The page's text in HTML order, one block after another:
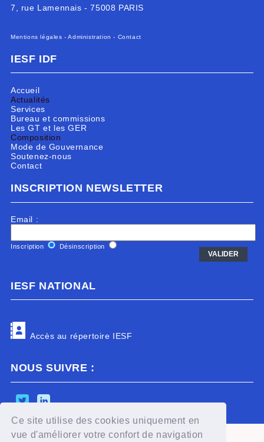
Ce site utilise des cookies uniquement en
vue d'améliorer votre confort de navigation
7, rue Lamennais - 75008 PARIS
Mentions légales -Administration - Contact
IESF IDF
Accueil
Actualités
Services
Bureau et commissions
Les GT et les GER
Composition
Mode de Gouvernance
Soutenez-nous
Contact
INSCRIPTION NEWSLETTER
Email :
Inscription Désinscription
IESF NATIONAL
Accès au répertoire IESF
NOUS SUIVRE :
Powered by aiw-asso | all-in-web © 2026